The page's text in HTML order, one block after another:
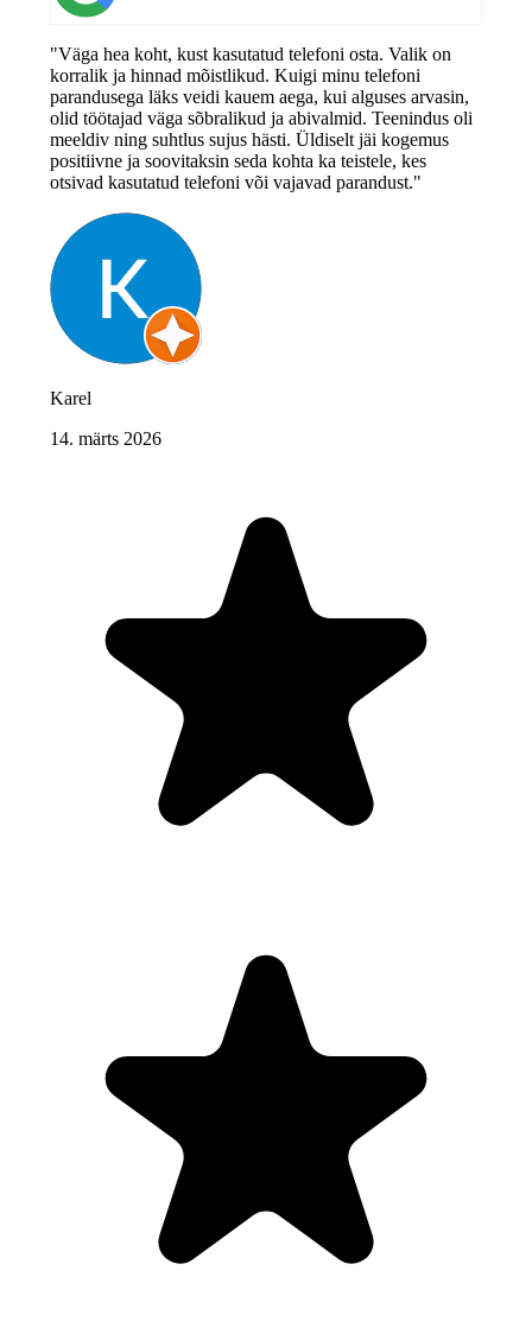
"Väga hea koht, kust kasutatud telefoni osta. Valik on
korralik ja hinnad mõistlikud. Kuigi minu telefoni
parandusega läks veidi kauem aega, kui alguses arvasin,
olid töötajad väga sõbralikud ja abivalmid. Teenindus oli
meeldiv ning suhtlus sujus hästi. Üldiselt jäi kogemus
positiivne ja soovitaksin seda kohta ka teistele, kes
otsivad kasutatud telefoni või vajavad parandust."
Karel
14. märts 2026